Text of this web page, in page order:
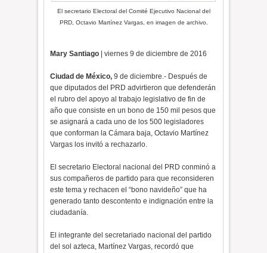
El secretario Electoral del Comité Ejecutivo Nacional del
PRD, Octavio Martínez Vargas, en imagen de archivo.
Mary Santiago | viernes 9 de diciembre de 2016
Ciudad de México, 9 de diciembre.- Después de
que diputados del PRD advirtieron que defenderán
el rubro del apoyo al trabajo legislativo de fin de
año que consiste en un bono de 150 mil pesos que
se asignará a cada uno de los 500 legisladores
que conforman la Cámara baja, Octavio Martínez
Vargas los invitó a rechazarlo.
El secretario Electoral nacional del PRD conminó a
sus compañeros de partido para que reconsideren
este tema y rechacen el “bono navideño” que ha
generado tanto descontento e indignación entre la
ciudadanía.
El integrante del secretariado nacional del partido
del sol azteca, Martínez Vargas, recordó que